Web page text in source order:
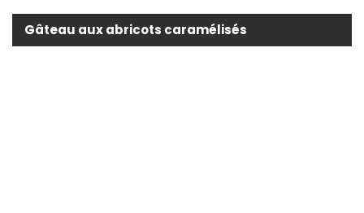
Gâteau aux abricots caramélisés